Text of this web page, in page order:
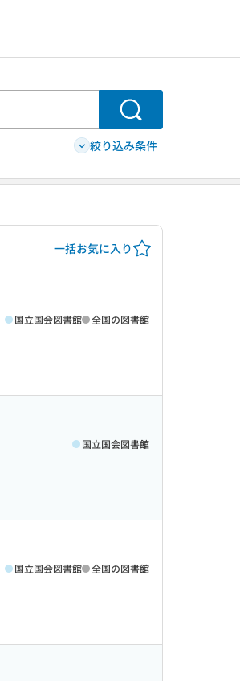
検索
絞り込み条件
一括お気に入り
国立国会図書館 全国の図書館
国立国会図書館
国立国会図書館 全国の図書館